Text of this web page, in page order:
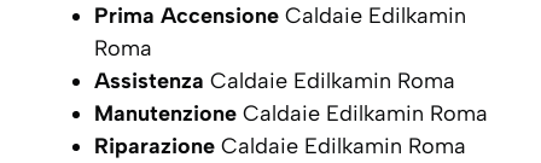
Prima Accensione Caldaie Edilkamin
Roma
Assistenza Caldaie Edilkamin Roma
Manutenzione Caldaie Edilkamin Roma
Riparazione Caldaie Edilkamin Roma